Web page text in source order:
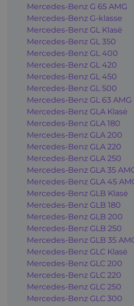
Mercedes-Benz G 65 AMG
Mercedes-Benz G-klasse
Mercedes-Benz GL Klasė
Mercedes-Benz GL 350
Mercedes-Benz GL 400
Mercedes-Benz GL 420
Mercedes-Benz GL 450
Mercedes-Benz GL 500
Mercedes-Benz GL 63 AMG
Mercedes-Benz GLA Klasė
Mercedes-Benz GLA 180
Mercedes-Benz GLA 200
Mercedes-Benz GLA 220
Mercedes-Benz GLA 250
Mercedes-Benz GLA 35
Mercedes-Benz GLA 45
Mercedes-Benz GLB Klasė
Mercedes-Benz GLB 180
Mercedes-Benz GLB 200
Mercedes-Benz GLB 250
Mercedes-Benz GLB 35
Mercedes-Benz GLC Klasė
Mercedes-Benz GLC 200
Mercedes-Benz GLC 220
Mercedes-Benz GLC 250
Mercedes-Benz GLC 300